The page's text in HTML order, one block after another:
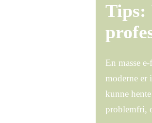
Tips:
En masse
moderne er
kunne
problemfri,